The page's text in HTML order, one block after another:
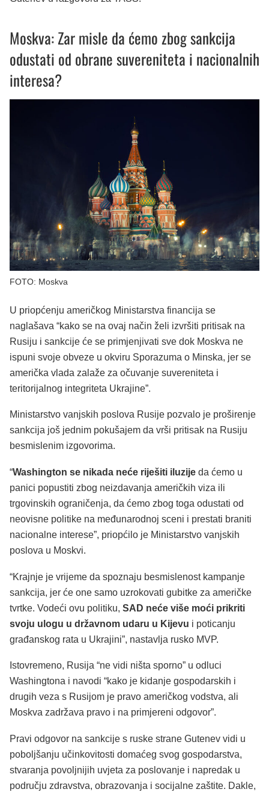
Moskva: Zar misle da ćemo zbog sankcija
odustati od obrane suvereniteta i nacionalnih
interesa?
FOTO: Moskva
U priopćenju američkog Ministarstva financija se
naglašava “kako se na ovaj način želi izvršiti pritisak na
Rusiju i sankcije će se primjenjivati sve dok Moskva ne
ispuni svoje obveze u okviru Sporazuma o Minska, jer se
američka vlada zalaže za očuvanje suvereniteta i
teritorijalnog integriteta Ukrajine”.
Ministarstvo vanjskih poslova Rusije pozvalo je proširenje
sankcija još jednim pokušajem da vrši pritisak na Rusiju
besmislenim izgovorima.
“Washington se nikada neće riješiti iluzije da ćemo u
panici popustiti zbog neizdavanja američkih viza ili
trgovinskih ograničenja, da ćemo zbog toga odustati od
neovisne politike na međunarodnoj sceni i prestati braniti
nacionalne interese”, priopćilo je Ministarstvo vanjskih
poslova u Moskvi.
“Krajnje je vrijeme da spoznaju besmislenost kampanje
sankcija, jer će one samo uzrokovati gubitke za američke
tvrtke. Vodeći ovu politiku, SAD neće više moći prikriti
svoju ulogu u državnom udaru u Kijevu i poticanju
građanskog rata u Ukrajini”, nastavlja rusko MVP.
Istovremeno, Rusija “ne vidi ništa sporno” u odluci
Washingtona i navodi “kako je kidanje gospodarskih i
drugih veza s Rusijom je pravo američkog vodstva, ali
Moskva zadržava pravo i na primjereni odgovor”.
Pravi odgovor na sankcije s ruske strane Gutenev vidi u
poboljšanju učinkovitosti domaćeg svog gospodarstva,
stvaranja povoljnijih uvjeta za poslovanje i napredak u
području zdravstva, obrazovanja i socijalne zaštite. Dakle,